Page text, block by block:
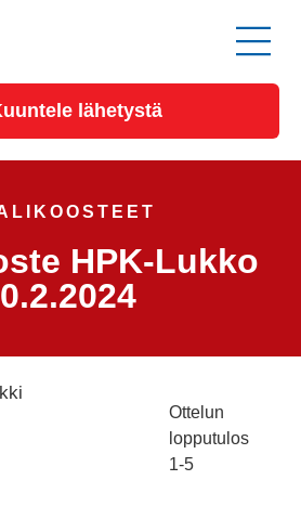
lähetystä
HPK-Lukko
Ottelun
lopputulos
1-5